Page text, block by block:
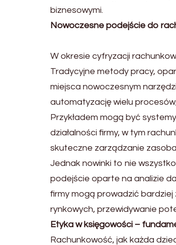
biznesowymi.
Nowoczesne podejście do
W okresie cyfryzacji
Tradycyjne metody pracy,
miejsca nowoczesnym
automatyzację wielu
Przykładem mogą być
działalności firmy, w tym
skuteczne zarządzanie
Jednak nowinki to nie
podejście oparte na analizie
firmy mogą prowadzić
rynkowych, przewidywanie
Etyka w księgowości –
Rachunkowość, jak każda